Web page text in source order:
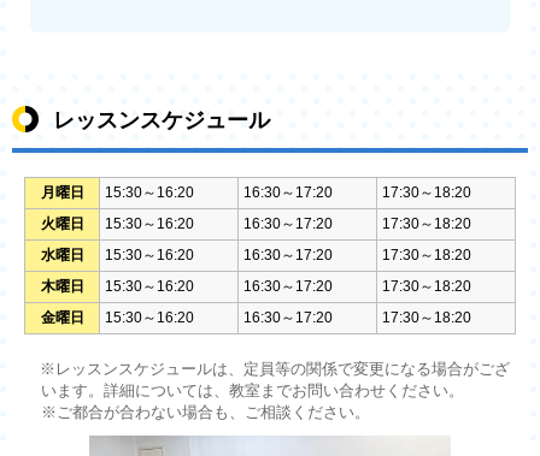
レッスンスケジュール
月曜日 15:30～16:20 16:30～17:20
17:30～18:20
火曜日
15:30～16:20 16:30～17:20
17:30～18:20
水曜日
15:30～16:20 16:30～17:20
17:30～18:20
木曜日
15:30～16:20 16:30～17:20
17:30～18:20
金曜日
15:30～16:20 16:30～17:20 17:30～18:20
※レッスンスケジュールは、定員等の関係で変更になる場合がござ
います。詳細については、教室までお問い合わせください。
※ご都合が合わない場合も、ご相談ください。